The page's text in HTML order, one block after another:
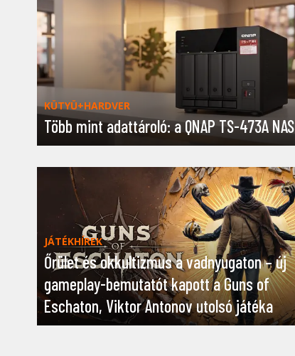
KÜTYÜ+HARDVER
Több mint adattároló: a QNAP TS-473A NAS
JÁTÉKHÍREK
Őrület és okkultizmus a vadnyugaton – új
gameplay-bemutatót kapott a Guns of
Eschaton, Viktor Antonov utolsó játéka